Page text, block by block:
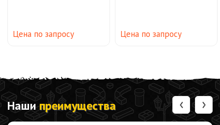
Цена по запросу Цена по запросу
Нашипреимущества ‹ ›